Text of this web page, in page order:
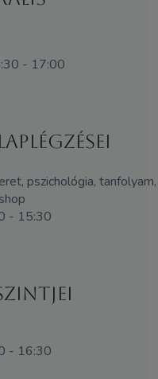
- 17:00
pszichológia, tanfolyam,
- 15:30
- 16:30